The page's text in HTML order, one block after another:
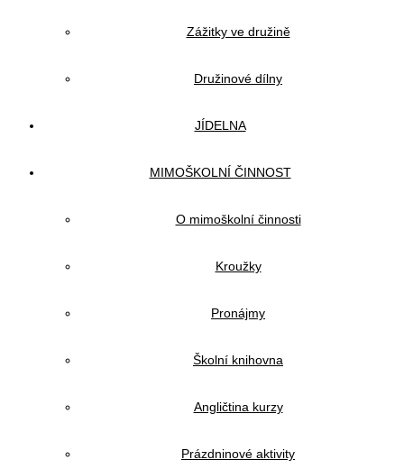
Zážitky ve družině
Družinové dílny
JÍDELNA
MIMOŠKOLNÍ ČINNOST
O mimoškolní činnosti
Kroužky
Pronájmy
Školní knihovna
Angličtina kurzy
Prázdninové aktivity